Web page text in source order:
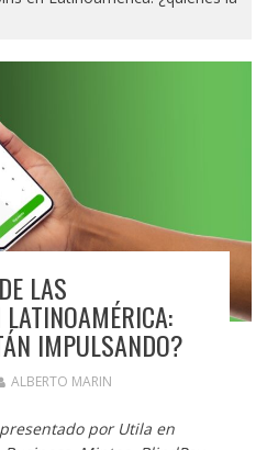
LAS
IMPULSANDO?
ALBERTO MARIN
por Utila en